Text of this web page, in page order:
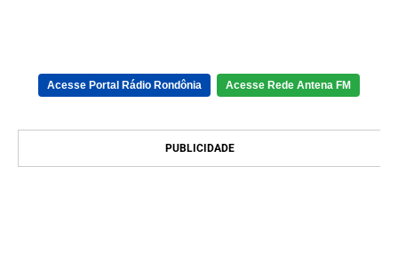
Acesse Portal Rádio Rondônia Acesse Rede Antena FM
PUBLICIDADE